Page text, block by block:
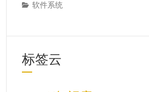
软件系统
标签云